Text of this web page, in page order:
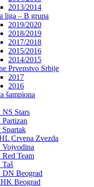
2013/2014
liga – B grupa
2019/2020
2018/2019
2017/2018
2015/2016
2014/2015
Prvenstvo Srbije
2017
2016
šampiona
Stars
Crvena Zvezda
Team
Beograd
Beograd